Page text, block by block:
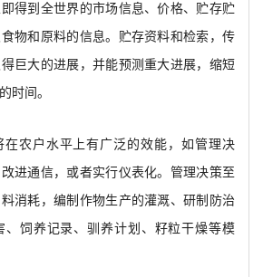
得到全世界的市场信息、价格、贮存贮
物和原料的信息。贮存资料和检索，传
巨大的进展，并能预测重大进展，缩短
时间。
在农户水平上有广泛的效能，如管理决
进通信，或者实行仪表化。管理决策至
消耗，编制作物生产的灌溉、研制防治
、饲养记录、驯养计划、籽粒干燥等模